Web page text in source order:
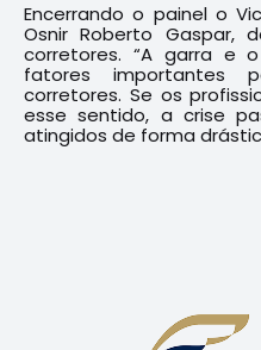
Encerrando o painel o
Osnir Roberto Gaspar,
corretores. “A garra e
fatores importantes
corretores. Se os
esse sentido, a crise
atingidos de forma